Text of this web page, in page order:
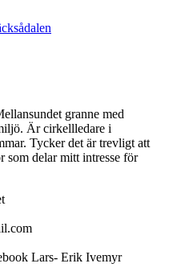
granne med
Är cirkellledare i
Tycker det är trevligt att
som delar mitt intresse för
Lars- Erik Ivemyr